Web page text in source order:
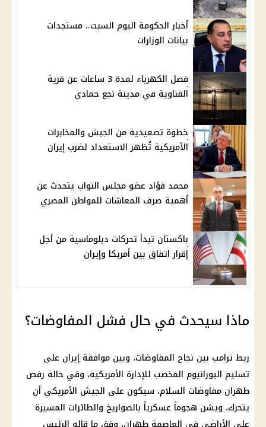
أخبار الحكومة اليوم السبت.. مستجدات
بيانات الوزارات
فصل الكهرباء لمدة 3 ساعات عن قرية
القناوية في مدينة نجع حمادي
خطوة تصعيدية من الجيش والمخابرات
الأمريكية تُظهر الاستعداد لضرب إيران
محمد فؤاد عضو مجلس النواب يتحدث عن
أهمية صرف المعاشات للمواطن المصري
باكستان تبدأ تحركات دبلوماسية من أجل
إقرار اتفاق بين أمريكا وإيران
ماذا سيحدث في حال فشل المفاوضات؟
ربط ترامب بين نجاح المفاوضات، وبين موافقة إيران على
تسليم اليورانيوم المخصب للإدارة الأمريكية، وفي حالة رفض
طهران مفاوضات السلام، سيكون على الجيش الأمريكي أن
يتحرك، ويشن هجوماً عسكرياً بالصواريخ والطائرات المسيرة